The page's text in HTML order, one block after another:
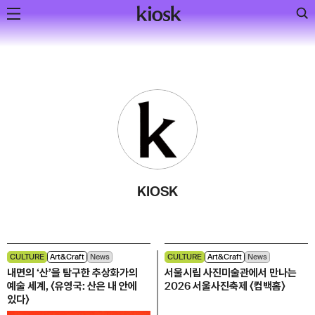
KIOSK
CULTURE Art&Craft News
내면의 ‘산’을 탐구한 추상화가의
예술 세계, 〈유영국: 산은 내 안에
있다〉
CULTURE Art&Craft News
서울시립 사진미술관에서 만나는
2026 서울사진축제 〈컴백홈〉